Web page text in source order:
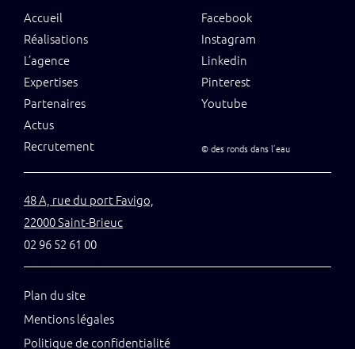
Plan du site
Mentions légales
Politique de confidentialité
48 A, rue du port Favigo,
22000 Saint-Brieuc
02 96 52 61 00
Accueil
Réalisations
L’agence
Expertises
Partenaires
Actus
Recrutement
Facebook
Instagram
Linkedin
Pinterest
Youtube
©des ronds dans l’eau